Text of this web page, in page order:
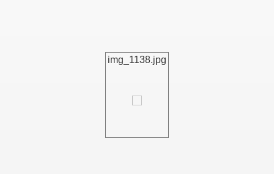
img_1138.jpg